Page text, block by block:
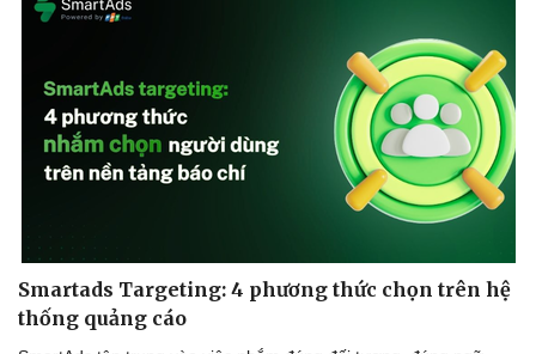
Smartads Targeting: 4 phương thức chọn trên hệ
thống quảng cáo